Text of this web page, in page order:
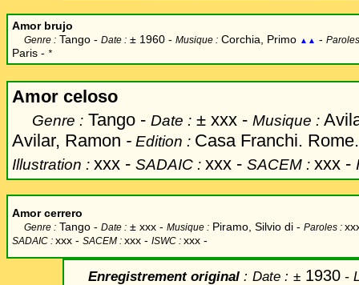
Amor brujo
Genre : Tango - Date : ± 1960 - Musique : Corchia, Primo ▲▲ -
Paris - *
Amor celoso
Genre : Tango - Date : ± xxx - Musique :
Avilar, Ramon - Edition : Casa Franchi.
Illustration : xxx - SADAIC : xxx - SACEM : xxx -
Amor cerrero
Genre : Tango - Date : ± xxx - Musique : Piramo, Silvio di - Paroles :
SADAIC : xxx - SACEM : xxx - ISWC : xxx -
Enregistrement original : Date : ± 1930 -